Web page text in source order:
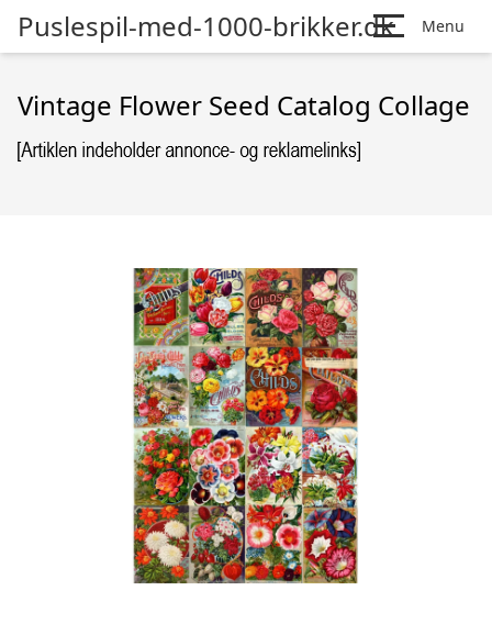
Puslespil-med-1000-brikker.dk Menu
Vintage Flower Seed Catalog Collage